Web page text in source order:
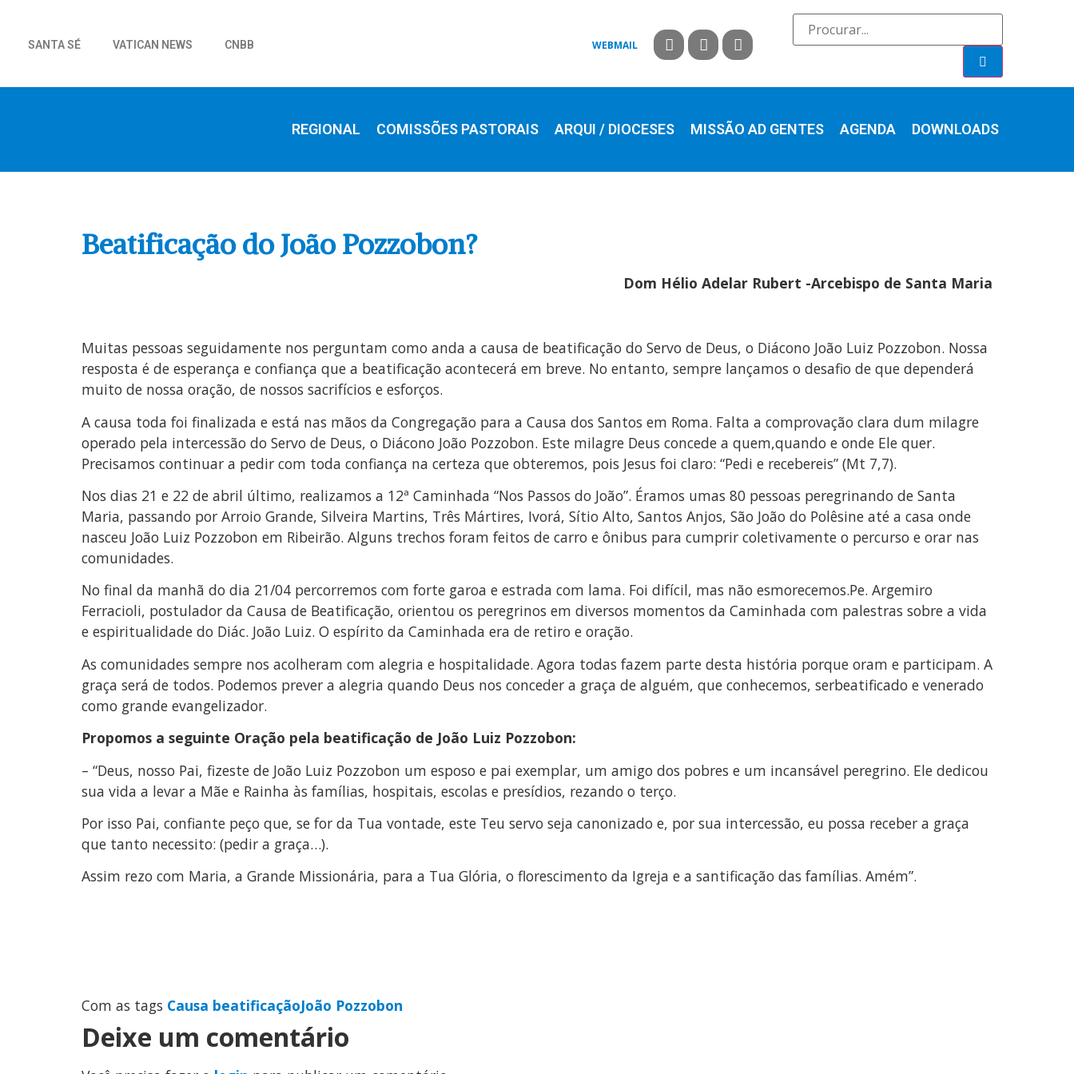
SANTA SÉ VATICAN NEWS CNBB WEBMAIL
REGIONAL COMISSÕES PASTORAIS ARQUI / DIOCESES MISSÃO AD GENTES AGENDA DOWNLOADS
Beatificação do João Pozzobon?
Dom Hélio Adelar Rubert -Arcebispo de Santa Maria
Muitas pessoas seguidamente nos perguntam como anda a causa de beatificação do Servo de Deus, o Diácono João Luiz Pozzobon. Nossa
resposta é de esperança e confiança que a beatificação acontecerá em breve. No entanto, sempre lançamos o desafio de que dependerá
muito de nossa oração, de nossos sacrifícios e esforços.
A causa toda foi finalizada e está nas mãos da Congregação para a Causa dos Santos em Roma. Falta a comprovação clara dum milagre
operado pela intercessão do Servo de Deus, o Diácono João Pozzobon. Este milagre Deus concede a quem,quando e onde Ele quer.
Precisamos continuar a pedir com toda confiança na certeza que obteremos, pois Jesus foi claro: “Pedi e recebereis” (Mt 7,7).
Nos dias 21 e 22 de abril último, realizamos a 12ª Caminhada “Nos Passos do João”. Éramos umas 80 pessoas peregrinando de Santa
Maria, passando por Arroio Grande, Silveira Martins, Três Mártires, Ivorá, Sítio Alto, Santos Anjos, São João do Polêsine até a casa onde
nasceu João Luiz Pozzobon em Ribeirão. Alguns trechos foram feitos de carro e ônibus para cumprir coletivamente o percurso e orar nas
comunidades.
No final da manhã do dia 21/04 percorremos com forte garoa e estrada com lama. Foi difícil, mas não esmorecemos.Pe. Argemiro
Ferracioli, postulador da Causa de Beatificação, orientou os peregrinos em diversos momentos da Caminhada com palestras sobre a vida
e espiritualidade do Diác. João Luiz. O espírito da Caminhada era de retiro e oração.
As comunidades sempre nos acolheram com alegria e hospitalidade. Agora todas fazem parte desta história porque oram e participam. A
graça será de todos. Podemos prever a alegria quando Deus nos conceder a graça de alguém, que conhecemos, serbeatificado e venerado
como grande evangelizador.
Propomos a seguinte Oração pela beatificação de João Luiz Pozzobon:
– “Deus, nosso Pai, fizeste de João Luiz Pozzobon um esposo e pai exemplar, um amigo dos pobres e um incansável peregrino. Ele dedicou
sua vida a levar a Mãe e Rainha às famílias, hospitais, escolas e presídios, rezando o terço.
Por isso Pai, confiante peço que, se for da Tua vontade, este Teu servo seja canonizado e, por sua intercessão, eu possa receber a graça
que tanto necessito: (pedir a graça…).
Assim rezo com Maria, a Grande Missionária, para a Tua Glória, o florescimento da Igreja e a santificação das famílias. Amém”.
Com as tags Causa beatificaçãoJoão Pozzobon
Deixe um comentário